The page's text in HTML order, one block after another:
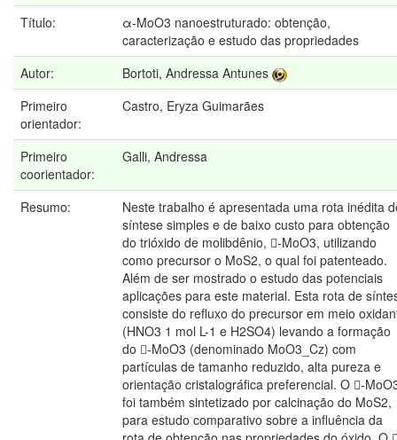
Título:
α-MoO3 nanoestruturado: obtenção,
caracterização e estudo das propriedades
Autor:
Bortoti, Andressa Antunes
Primeiro
orientador:
Castro, Eryza Guimarães
Primeiro
coorientador:
Galli, Andressa
Resumo:
Neste trabalho é apresentada uma rota inédita
síntese simples e de baixo custo para obtenção
do trióxido de molibdênio, -MoO3, utilizando
como precursor o MoS2, o qual foi patenteado.
Além de ser mostrado o estudo das potenciais
aplicações para este material. Esta rota de
consiste do refluxo do precursor em meio
(HNO3 1 mol L-1 e H2SO4) levando a formação
do -MoO3 (denominado MoO3_Cz) com
partículas de tamanho reduzido, alta pureza e
orientação cristalográfica preferencial. O -
foi também sintetizado por calcinação do MoS2,
para estudo comparativo sobre a influência da